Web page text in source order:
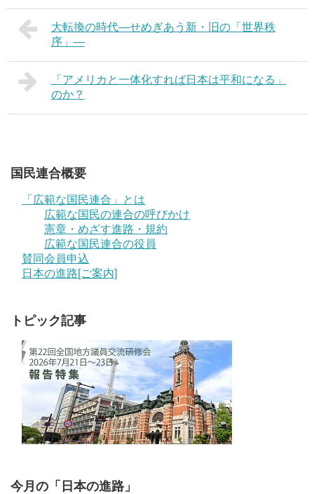
大転換の時代―せめぎあう新・旧の「世界秩
序」―
「アメリカと一体化すれば日本は平和になる」
のか？
国民連合概要
「広範な国民連合」とは
広範な国民の連合の呼びかけ
憲章・めざす進路・規約
広範な国民連合の役員
賛同会員申込
日本の進路[ご案内]
トピック記事
今月の「日本の進路」